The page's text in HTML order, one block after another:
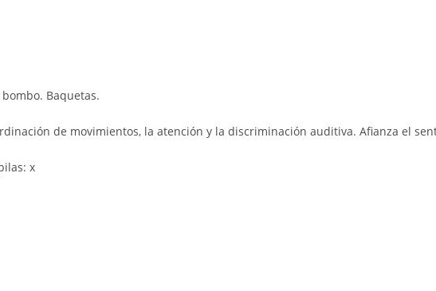
Baquetas.
de movimientos, la atención y la discriminación auditiva. Afianza el
x